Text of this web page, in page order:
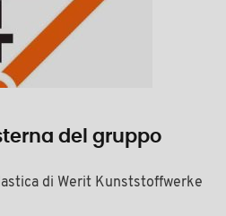
del gruppo
di Werit Kunststoffwerke